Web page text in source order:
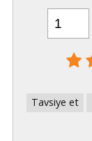
Tavsiye et